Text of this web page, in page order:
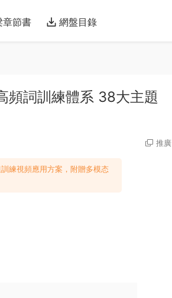
章節書 網盤目錄
詞訓練體系 38大主題
推廣
練視頻應用方案，附贈多模态